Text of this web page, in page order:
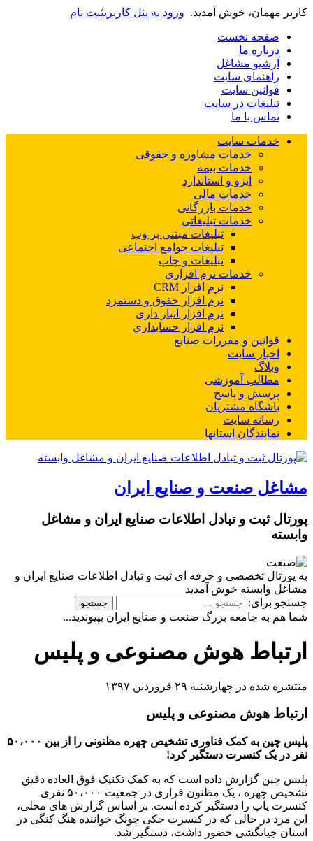
کاربر مهمان، خوش آمدید. ورود به پنل کاربریثبت نام
صفحه نخست
درباره ما
آرشیو مشاغل
راهنمای سایت
قوانین سایت
تبلیغات در سایت
تماس با ما
خدمات سایت
خدمات مشاوره و حقوقی
خدمات بیمه
ایزو و استاندارد
خدمات مالی
خدمات بازرگانی
خدمات تبلیغاتی
تبلیغات مبتنی بر وب
تبلیغات جوامع اجتماعی
تبلیغات و چاپ
خدمات نرم افزاری
نرم افزار CRM
نرم افزار حقوق و دستمزد
نرم افزار انبار داری
نرم افزار حسابداری
قوانین و مقررات صنایع
اخبار سایت
وبلاگ
مطالب آموزشی
پرسش و پاسخ
باشگاه مشتریان
رسانه سایت
نمایندگان استانها
مشاغل صنعت و صنایع ایران
پورتال ثبت و تبادل اطلاعات صنایع ایران و مشاغل
وابسته
به پورتال تخصصی و حرفه ای ثبت و تبادل اطلاعات صنایع ایران و
مشاغل وابسته خوش آمدید
جستجو برای:
شما هم به جامعه بزرگ صنعت و صنایع ایران بپیوندید...
ارتباط هوش مصنوعی و پلیس
منتشره شده در چهارشنبه ۲۹ فروردین ۱۳۹۷
ارتباط هوش مصنوعی و پلیس
پلیس چین به کمک فناوری تشخیص چهره مظنونی را از بین ۵۰،۰۰۰
نفر در یک کنسرت دستگیر کرد!
پلیس چین گزارش داده است که به کمک تکنیک فوق العاده دقیق
تشخیص چهره ، یک مظنون فراری در جمعیت ۵۰،۰۰۰ نفری
کنسرت پاپ را دستگیر کرده است. بر اساس گزارش های محلی،
این مرد در حالی که در کنسرت جکی چونگ خواننده هنگ کنگی در
استان جیانگشی حضور داشت، دستگیر شد.